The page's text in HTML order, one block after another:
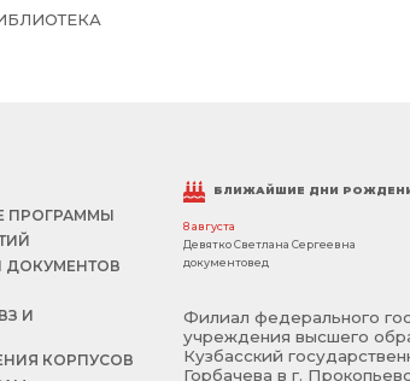
ПРОГРАММЫ
ДОКУМЕНТОВ
И
КОРПУСОВ
БЛИЖАЙШИЕ ДНИ
8 августа
Девятко Светлана Сергеевна
документовед
Филиал федерального
учреждения высшего
Кузбасский
Горбачева в г.